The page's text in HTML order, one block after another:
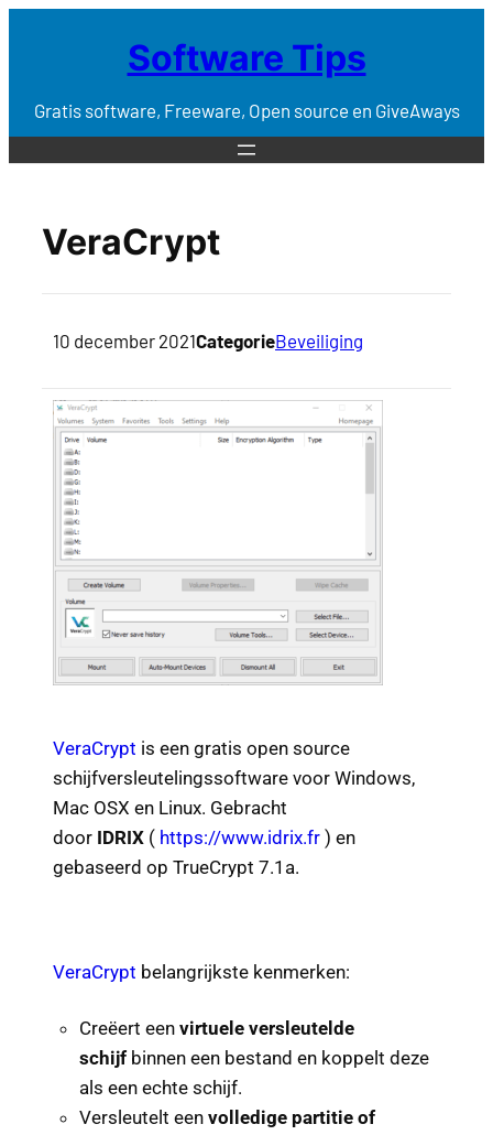
Software Tips
Gratis software, Freeware, Open source en GiveAways
VeraCrypt
10 december 2021CategorieBeveiliging
VeraCrypt is een gratis open source
schijfversleutelingssoftware voor Windows,
Mac OSX en Linux. Gebracht
door IDRIX ( https://www.idrix.fr ) en
gebaseerd op TrueCrypt 7.1a.
VeraCrypt belangrijkste kenmerken:
Creëert een virtuele versleutelde
schijf binnen een bestand en koppelt deze
als een echte schijf.
Versleutelt een volledige partitie of